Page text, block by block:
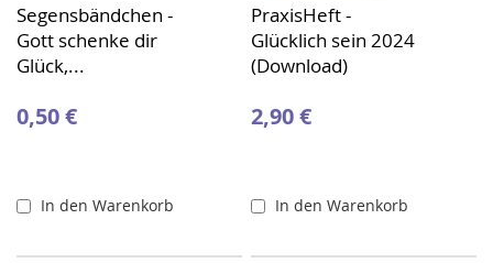
Segensbändchen -
Gott schenke dir
Glück,...
0,50 €
In den Warenkorb
PraxisHeft -
Glücklich sein 2024
(Download)
2,90 €
In den Warenkorb